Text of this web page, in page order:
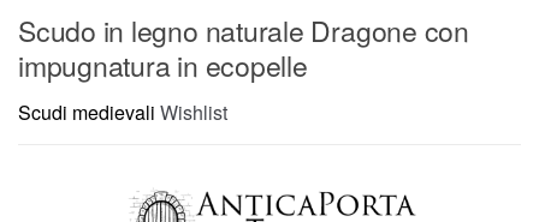
Scudo in legno naturale Dragone con
impugnatura in ecopelle
Scudi medievali Wishlist